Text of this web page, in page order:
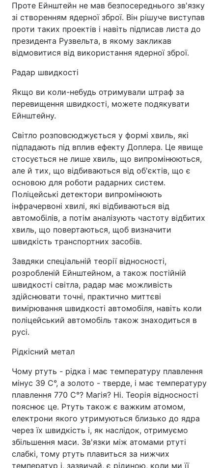
Проте Ейнштейн не мав безпосереднього зв'язку
зі створенням ядерної зброї. Він рішуче виступав
проти таких проектів і навіть підписав листа до
президента Рузвельта, в якому закликав
відмовитися від використання ядерної зброї.
Радар швидкості
Якщо ви коли-небудь отримували штраф за
перевищення швидкості, можете подякувати
Ейнштейну.
Світло розповсюджується у формі хвиль, які
підпадають під вплив ефекту Доплера. Це явище
стосується не лише хвиль, що випромінюються,
але й тих, що відбиваються від об'єктів, що є
основою для роботи радарних систем.
Поліцейські детектори випромінюють
інфрачервоні хвилі, які відбиваються від
автомобілів, а потім аналізують частоту відбитих
хвиль, що повертаються, щоб визначити
швидкість транспортних засобів.
Завдяки спеціальній теорії відносності,
розробленій Ейнштейном, а також постійній
швидкості світла, радар має можливість
здійснювати точні, практично миттєві
вимірювання швидкості автомобіля, навіть коли
поліцейський автомобіль також знаходиться в
русі.
Рідкісний метал
Чому ртуть - рідка і має температуру плавлення
мінус 39 С°, а золото - тверде, і має температуру
плавлення 770 С°? Магія? Ні. Теорія відносності
пояснює це. Ртуть також є важким атомом,
електрони якого утримуються близько до ядра
через їх швидкість і, як наслідок, отримуємо
збільшення маси. Зв'язки між атомами ртуті
слабкі, тому ртуть плавиться за нижчих
температур і, зазвичай, є рідиною, коли ми її